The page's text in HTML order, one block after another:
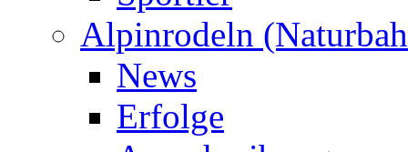
Alpinrodeln
News
Erfolge